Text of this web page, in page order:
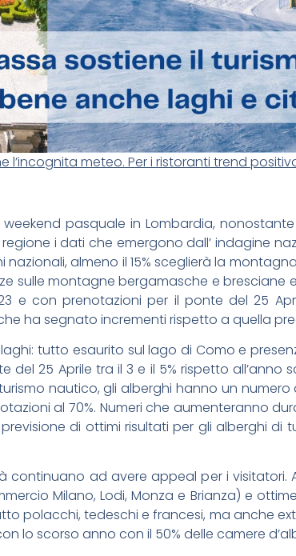
l’incognita meteo. Per i ristoranti trend
pasquale in Lombardia,
i dati che emergono dall’ indagine
nazionali, almeno il 15% sceglierà la
sulle montagne bergamasche e bresciane
e con prenotazioni per il ponte del 25
ha segnato incrementi rispetto a quella
tutto esaurito sul lago di Como e
25 Aprile tra il 3 e il 5% rispetto all’anno
nautico, gli alberghi hanno un
al 70%. Numeri che aumenteranno
di ottimi risultati per gli alberghi
continuano ad avere appeal per i visitatori.
Milano, Lodi, Monza e Brianza) e
polacchi, tedeschi e francesi, ma anche
lo scorso anno con il 50% delle camere